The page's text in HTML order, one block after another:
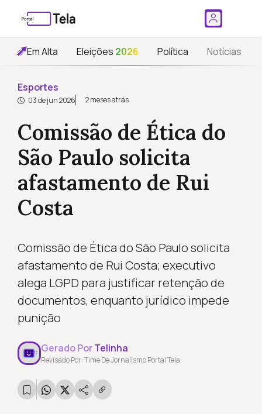
Em Alta Eleições 2026 Política Notícias
Esportes
03 de jun 2026 2 meses atrás
Comissão de Ética do
São Paulo solicita
afastamento de Rui
Costa
Comissão de Ética do São Paulo solicita
afastamento de Rui Costa; executivo
alega LGPD para justificar retenção de
documentos, enquanto jurídico impede
punição
Gerado PorTelinha
Revisado Por: Time De Jornalismo Portal Tela